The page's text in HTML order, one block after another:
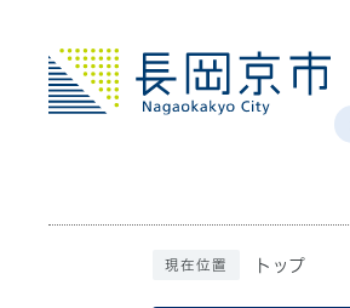
現在位置 トップ